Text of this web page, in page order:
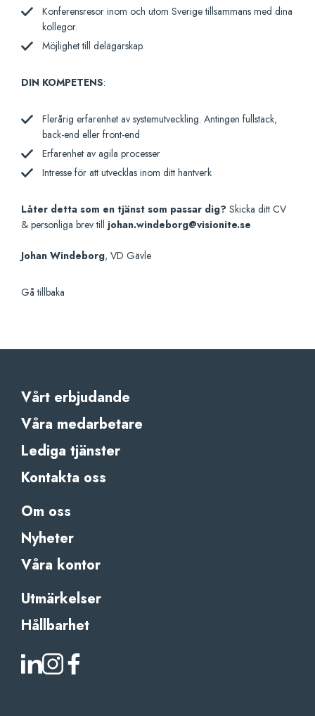
Konferensresor inom och utom Sverige tillsammans med dina
kollegor.
Möjlighet till delägarskap.
DIN KOMPETENS:
Flerårig erfarenhet av systemutveckling. Antingen fullstack,
back-end eller front-end
Erfarenhet av agila processer
Intresse för att utvecklas inom ditt hantverk
Låter detta som en tjänst som passar dig? Skicka ditt CV
& personliga brev till johan.windeborg@visionite.se
Johan Windeborg, VD Gävle
Gå tillbaka
Vårt erbjudande
Våra medarbetare
Lediga tjänster
Kontakta oss
Om oss
Nyheter
Våra kontor
Utmärkelser
Hållbarhet